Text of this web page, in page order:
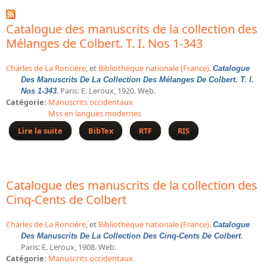
Archives orales
Bibliographies
Bibliographie sur la BnF
Bibliographie historique de la Bibliothèque nationale de
France
Dictionnaire de la BnF
Dictionnaire BnF : recherche avancée
Dictionnaire des fonds spéciaux et des principales collections et
provenances
L'histoire de la BnF en objets
Explorer
Catalogue des manuscrits de la collection des
Mélanges de Colbert. T. I. Nos 1-343
Charles de La Roncière, et Bibliothèque nationale (France). Catalogue
Des Manuscrits De La Collection Des Mélanges De Colbert. T. I.
Nos 1-343. Paris: E. Leroux, 1920. Web.
Catégorie: Manuscrits occidentaux
Mss en langues modernes
Lire la suite
de Catalogue des manuscrits de la collection des
Mélanges de Colbert. T. I. Nos 1-343
BibTex RTF RIS
Catalogue des manuscrits de la collection des
Cinq-Cents de Colbert
Charles de La Roncière, et Bibliothèque nationale (France). Catalogue
Des Manuscrits De La Collection Des Cinq-Cents De Colbert.
Paris: E. Leroux, 1908. Web.
Catégorie: Manuscrits occidentaux